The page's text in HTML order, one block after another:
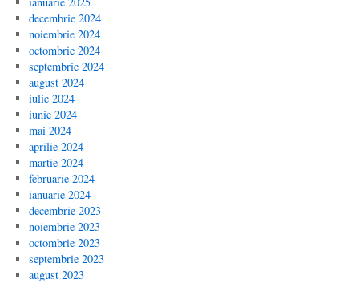
decembrie 2024
noiembrie 2024
octombrie 2024
septembrie 2024
august 2024
iulie 2024
iunie 2024
mai 2024
aprilie 2024
martie 2024
februarie 2024
ianuarie 2024
decembrie 2023
noiembrie 2023
octombrie 2023
septembrie 2023
august 2023